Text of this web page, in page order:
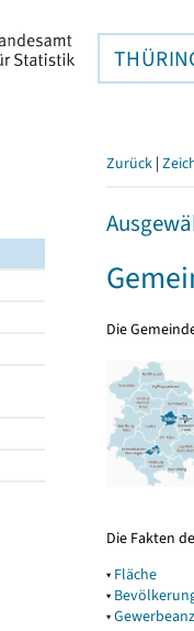
Zurück |
Die
Die Fakten
▾ Fläche
▾
▾